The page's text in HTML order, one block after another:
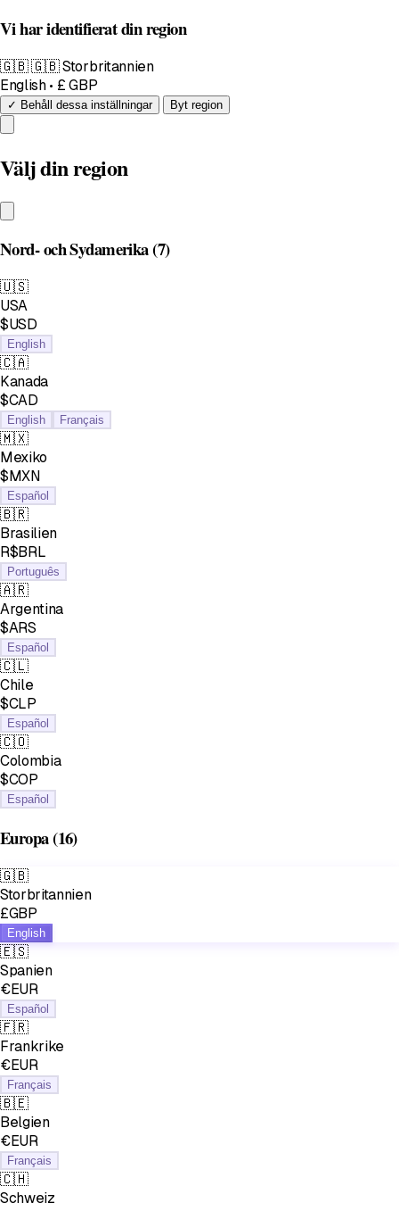
Vi har identifierat din region
🇬🇧🇬🇧 Storbritannien
English • £ GBP
✓ Behåll dessa inställningar Byt region
Välj din region
Nord- och Sydamerika(7)
🇺🇸
USA
$USD
English
🇨🇦
Kanada
$CAD
English Français
🇲🇽
Mexiko
$MXN
Español
🇧🇷
Brasilien
R$BRL
Português
🇦🇷
Argentina
$ARS
Español
🇨🇱
Chile
$CLP
Español
🇨🇴
Colombia
$COP
Español
Europa(16)
🇬🇧
Storbritannien
£GBP
English
🇪🇸
Spanien
€EUR
Español
🇫🇷
Frankrike
€EUR
Français
🇧🇪
Belgien
€EUR
Français
🇨🇭
Schweiz